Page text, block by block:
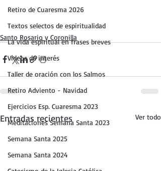
Retiro de Cuaresma 2026
Textos selectos de espiritualidad
La vida espiritual en frases breves
Vídeos de interés
Taller de oración con los Salmos
Retiro Adviento - Navidad
Ejercicios Esp. Cuaresma 2023
Meditaciones Semana Santa 2023
Semana Santa 2025
Semana Santa 2024
Santo Rosario y Coronilla
Entradas recientes Ver todo